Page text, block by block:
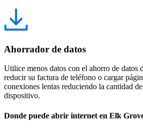
Ahorrador de datos
Utilice menos datos con el ahorro de datos
reducir su factura de teléfono o cargar
conexiones lentas reduciendo la cantidad
dispositivo.
Donde puede abrir internet en Elk